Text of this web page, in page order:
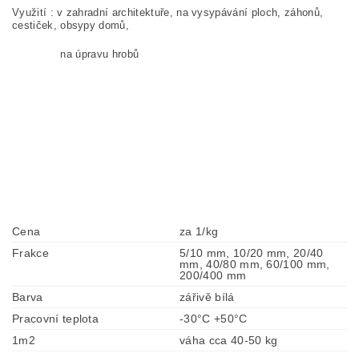
Využití : v zahradní architektuře, na vysypávání ploch, záhonů,
cestiček, obsypy domů,
na úpravu hrobů
Cena
za 1/kg
Frakce
5/10 mm, 10/20 mm, 20/40
mm, 40/80 mm, 60/100 mm,
200/400 mm
Barva
zářivě bílá
Pracovní teplota
-30°C +50°C
1m2
váha cca 40-50 kg